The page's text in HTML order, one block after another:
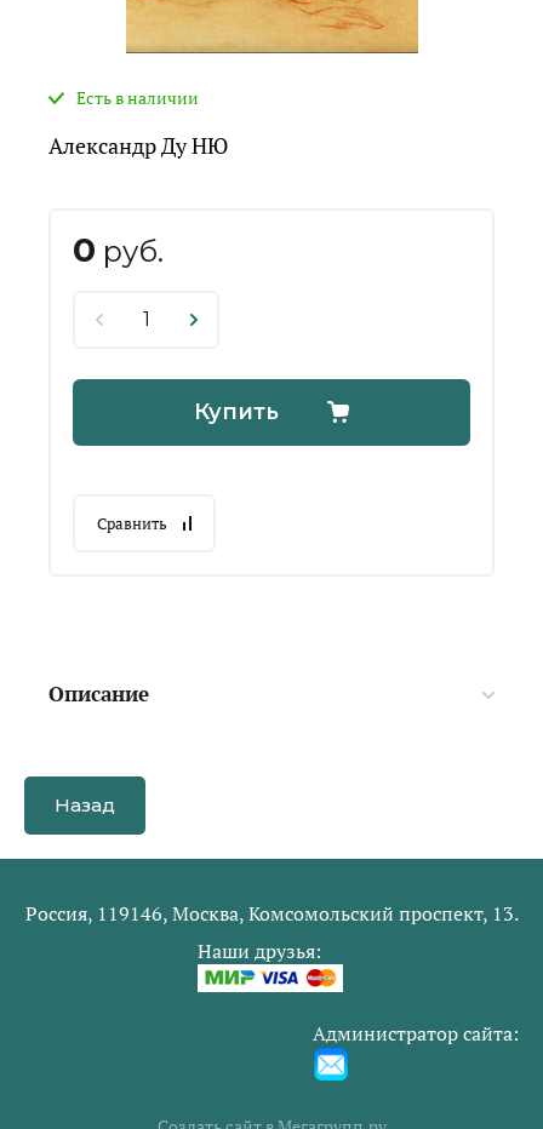
Есть в наличии
Александр Ду НЮ
0 руб.
Купить
Сравнить
Описание
Назад
Россия, 119146, Москва, Комсомольский проспект, 13.
Наши друзья:
Администратор сайта: